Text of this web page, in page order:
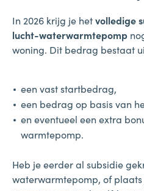
In 2026 krijg je hetvolledige
lucht-waterwarmtepomp
woning. Dit bedrag bestaat
een vast startbedrag,
een bedrag op basis van
en eventueel een extra
warmtepomp.
Heb je eerder al subsidie
waterwarmtepomp, of